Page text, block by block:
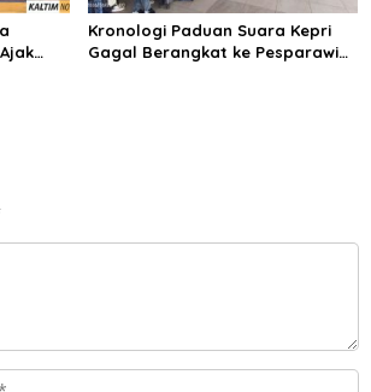
Kronologi Paduan Suara Kepri
Gagal Berangkat ke Pesparawi